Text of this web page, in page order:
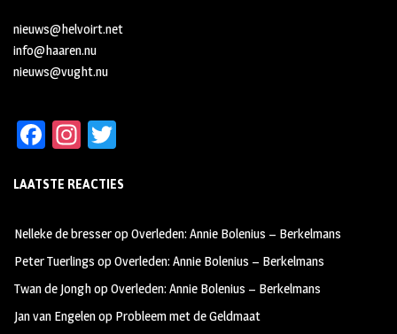
nieuws@helvoirt.net
info@haaren.nu
nieuws@vught.nu
Fa
b
oo
k
In
ag
m
tt
LAATSTE REACTIES
Nelleke de bresseropOverleden: Annie Bolenius – Berkelmans
Peter Tuerlings opOverleden: Annie Bolenius – Berkelmans
Twan de JonghopOverleden: Annie Bolenius – Berkelmans
Jan van Engelenop Probleem met de Geldmaat